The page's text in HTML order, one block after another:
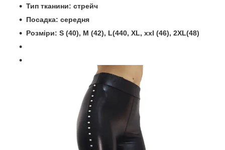
Тип тканини: стрейч
Посадка: середня
Розміри: S (40), M (42), L(440, XL, xxl (46), 2XL(48)